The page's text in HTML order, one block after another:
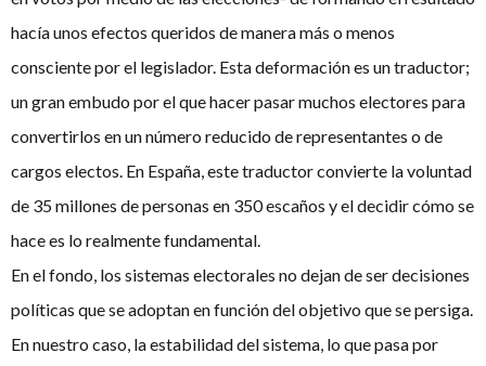
hacía unos efectos queridos de manera más o menos
consciente por el legislador. Esta deformación es un traductor;
un gran embudo por el que hacer pasar muchos electores para
convertirlos en un número reducido de representantes o de
cargos electos. En España, este traductor convierte la voluntad
de 35 millones de personas en 350 escaños y el decidir cómo se
hace es lo realmente fundamental.
En el fondo, los sistemas electorales no dejan de ser decisiones
políticas que se adoptan en función del objetivo que se persiga.
En nuestro caso, la estabilidad del sistema, lo que pasa por